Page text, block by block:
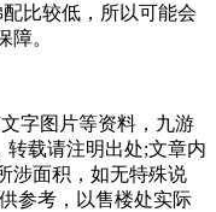
比较低，所以可能会
障。
字图片等资料，九游
载请注明出处;文章内
涉面积，如无特殊说
参考，以售楼处实际